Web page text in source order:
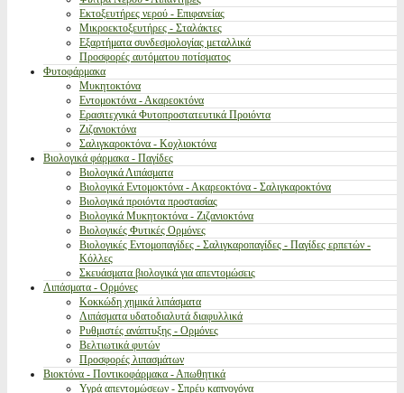
Εκτοξευτήρες νερού - Επιφανείας
Μικροεκτοξευτήρες - Σταλάκτες
Εξαρτήματα συνδεσμολογίας μεταλλικά
Προσφορές αυτόματου ποτίσματος
Φυτοφάρμακα
Μυκητοκτόνα
Εντομοκτόνα - Ακαρεοκτόνα
Ερασιτεχνικά Φυτοπροστατευτικά Προιόντα
Ζιζανιοκτόνα
Σαλιγκαροκτόνα - Κοχλιοκτόνα
Βιολογικά φάρμακα - Παγίδες
Βιολογικά Λιπάσματα
Βιολογικά Εντομοκτόνα - Ακαρεοκτόνα - Σαλιγκαροκτόνα
Βιολογικά προιόντα προστασίας
Βιολογικά Μυκητοκτόνα - Ζιζανιοκτόνα
Βιολογικές Φυτικές Ορμόνες
Βιολογικές Εντομοπαγίδες - Σαλιγκαροπαγίδες - Παγίδες ερπετών -
Κόλλες
Σκευάσματα βιολογικά για απεντομώσεις
Λιπάσματα - Ορμόνες
Κοκκώδη χημικά λιπάσματα
Λιπάσματα υδατοδιαλυτά διαφυλλικά
Ρυθμιστές ανάπτυξης - Ορμόνες
Βελτιωτικά φυτών
Προσφορές λιπασμάτων
Βιοκτόνα - Ποντικοφάρμακα - Απωθητικά
Υγρά απεντομώσεων - Σπρέυ καπνογόνα